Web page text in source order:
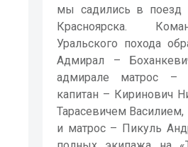
мы садились в поезд
Красноярска.
Уральского похода
Адмирал –
адмирале матрос –
капитан – Киринович
Тарасевичем Василием,
и матрос – Пикуль